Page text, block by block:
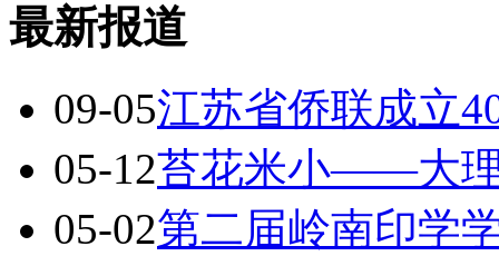
最新报道
09-05江苏省侨联成立
05-12苔花米小——大
05-02第二届岭南印学